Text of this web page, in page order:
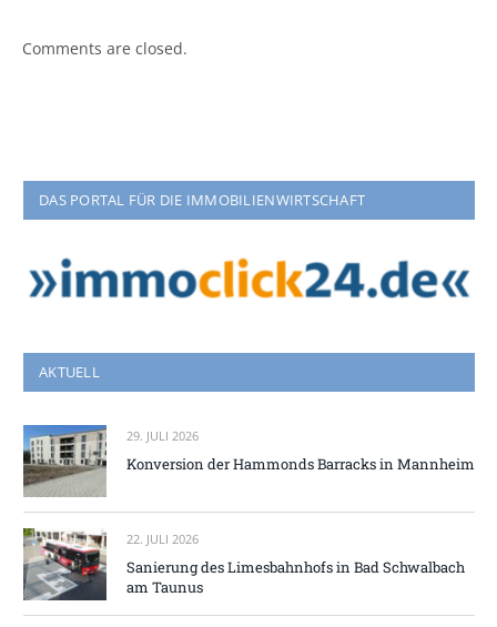
Comments are closed.
DAS PORTAL FÜR DIE IMMOBILIENWIRTSCHAFT
AKTUELL
29. JULI 2026
Konversion der Hammonds Barracks in Mannheim
22. JULI 2026
Sanierung des Limesbahnhofs in Bad Schwalbach
am Taunus